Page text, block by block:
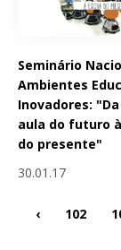
Seminário
Ambientes
Inovadores:
aula do futuro
do presente"
30.01.17
‹ 102